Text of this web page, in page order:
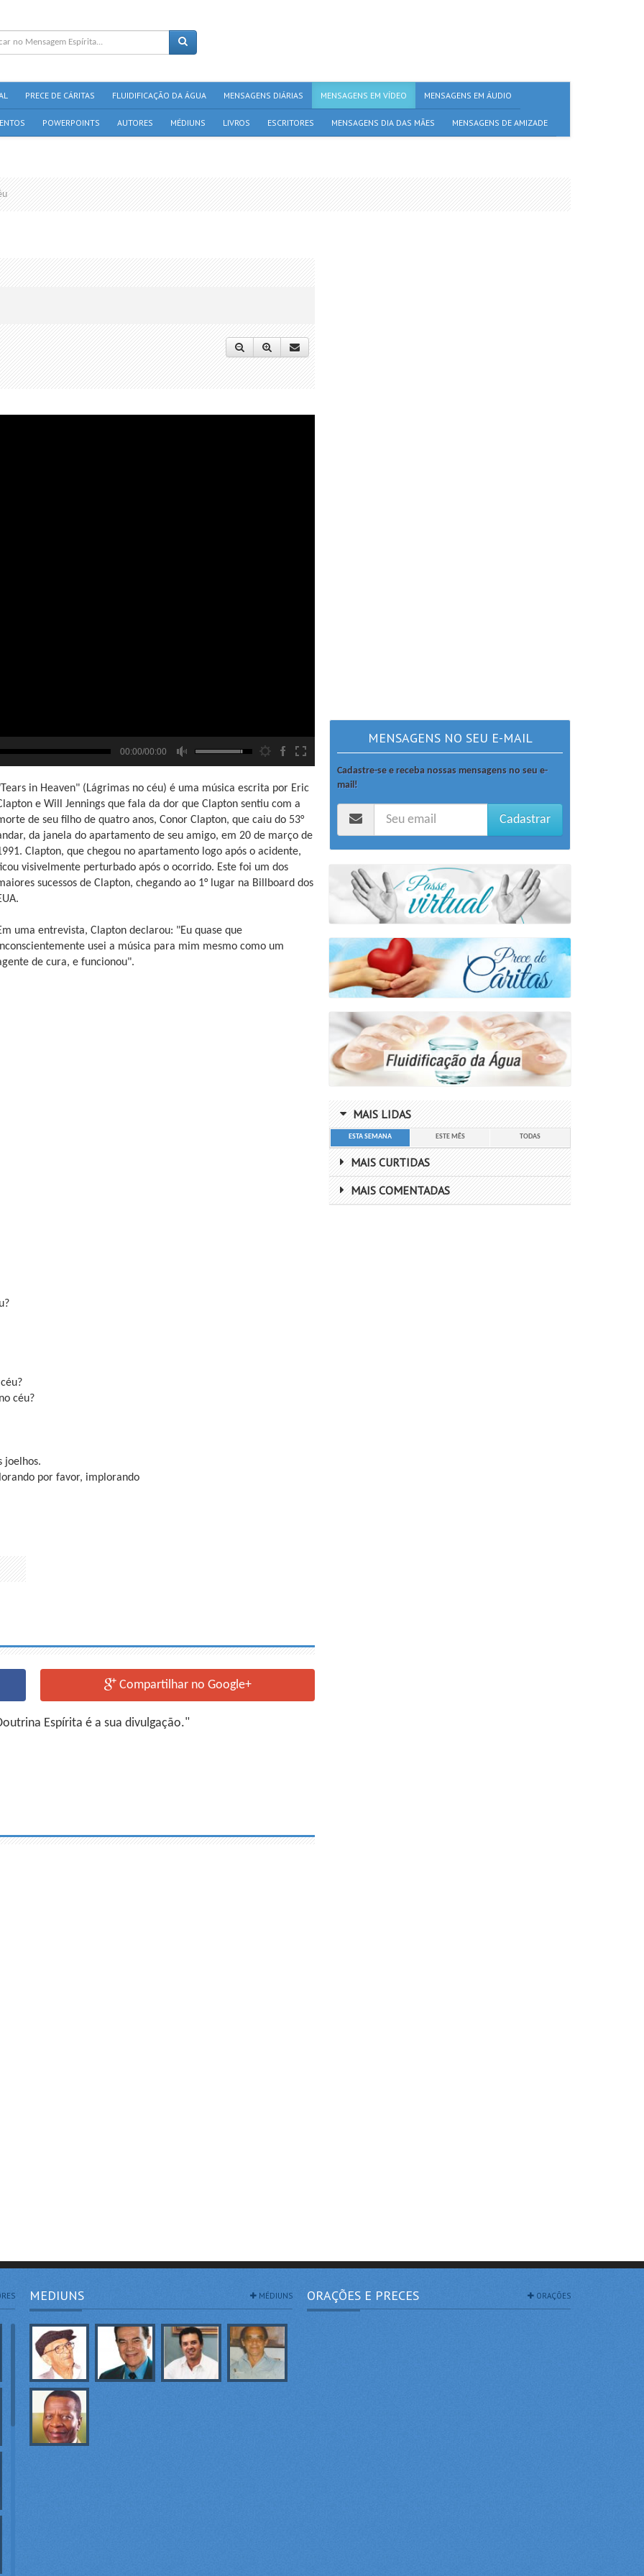
PRECE DE CÁRITAS FLUIDIFICAÇÃO DA ÁGUA MENSAGENS DIÁRIAS MENSAGENS EM VÍDEO MENSAGENS EM ÁUDIO
POWERPOINTS AUTORES MÉDIUNS LIVROS ESCRITORES MENSAGENS DIA DAS MÃES MENSAGENS DE AMIZADE
00:00/00:00
in Heaven" (Lágrimas no céu) é uma música escrita por Eric
e Will Jennings que fala da dor que Clapton sentiu com a
de seu filho de quatro anos, Conor Clapton, que caiu do 53°
da janela do apartamento de seu amigo, em 20 de março de
Clapton, que chegou no apartamento logo após o acidente,
visivelmente perturbado após o ocorrido. Este foi um dos
sucessos de Clapton, chegando ao 1° lugar na Billboard dos
uma entrevista, Clapton declarou: "Eu quase que
usei a música para mim mesmo como um
de cura, e funcionou".
céu?
joelhos.
por favor, implorando
Compartilhar no Google+
Espírita é a sua divulgação."
MENSAGENS NO SEU E-MAIL
Cadastre-se e receba nossas mensagens no seu e-
mail!
Cadastrar
MAIS LIDAS
ESTA SEMANA ESTE MÊS TODAS
MAIS CURTIDAS
MAIS COMENTADAS
MEDIUNS MÉDIUNS ORAÇÕES E PRECES ORAÇÕES